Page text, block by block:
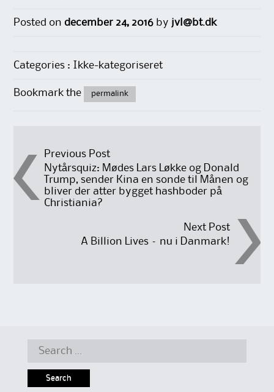
Posted ondecember 24, 2016 by jvl@bt.dk
Categories : Ikke-kategoriseret
Bookmark the permalink
Post
navigation
Previous Post
Nytårsquiz: Mødes Lars Løkke og Donald
Trump, sender Kina en sonde til Månen og
bliver der atter bygget hashboder på
Christiania?
Next Post
A Billion Lives – nu i Danmark!
Search